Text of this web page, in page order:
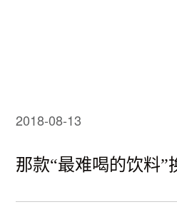
2018-08-13
那款“最难喝的饮料”